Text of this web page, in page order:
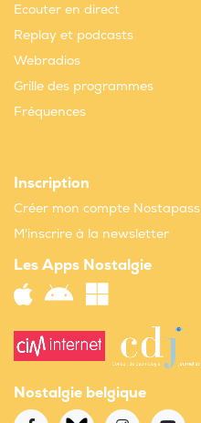
Ecouter en direct
Replay et podcasts
Webradios
Grille des programmes
Fréquences
Inscription
Créer mon compte Nostapass
M'inscrire à la newsletter
Les Apps Nostalgie
Nostalgie belgique